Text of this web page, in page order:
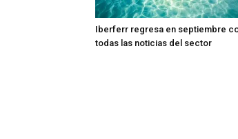
Iberferr regresa en septiembre
todas las noticias del sector